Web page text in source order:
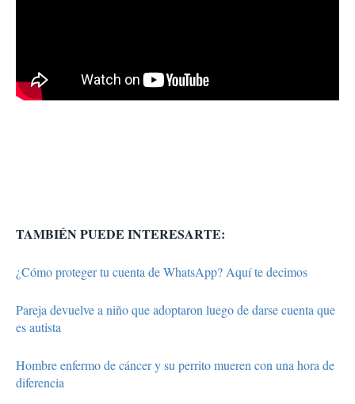
TAMBIÉN PUEDE INTERESARTE:
¿Cómo proteger tu cuenta de WhatsApp? Aquí te decimos
Pareja devuelve a niño que adoptaron luego de darse cuenta que
es autista
Hombre enfermo de cáncer y su perrito mueren con una hora de
diferencia